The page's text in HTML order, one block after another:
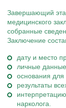
Завершающий
медицинского
собранные
Заключение
дату и место
личные
основания
результаты
нарколога.